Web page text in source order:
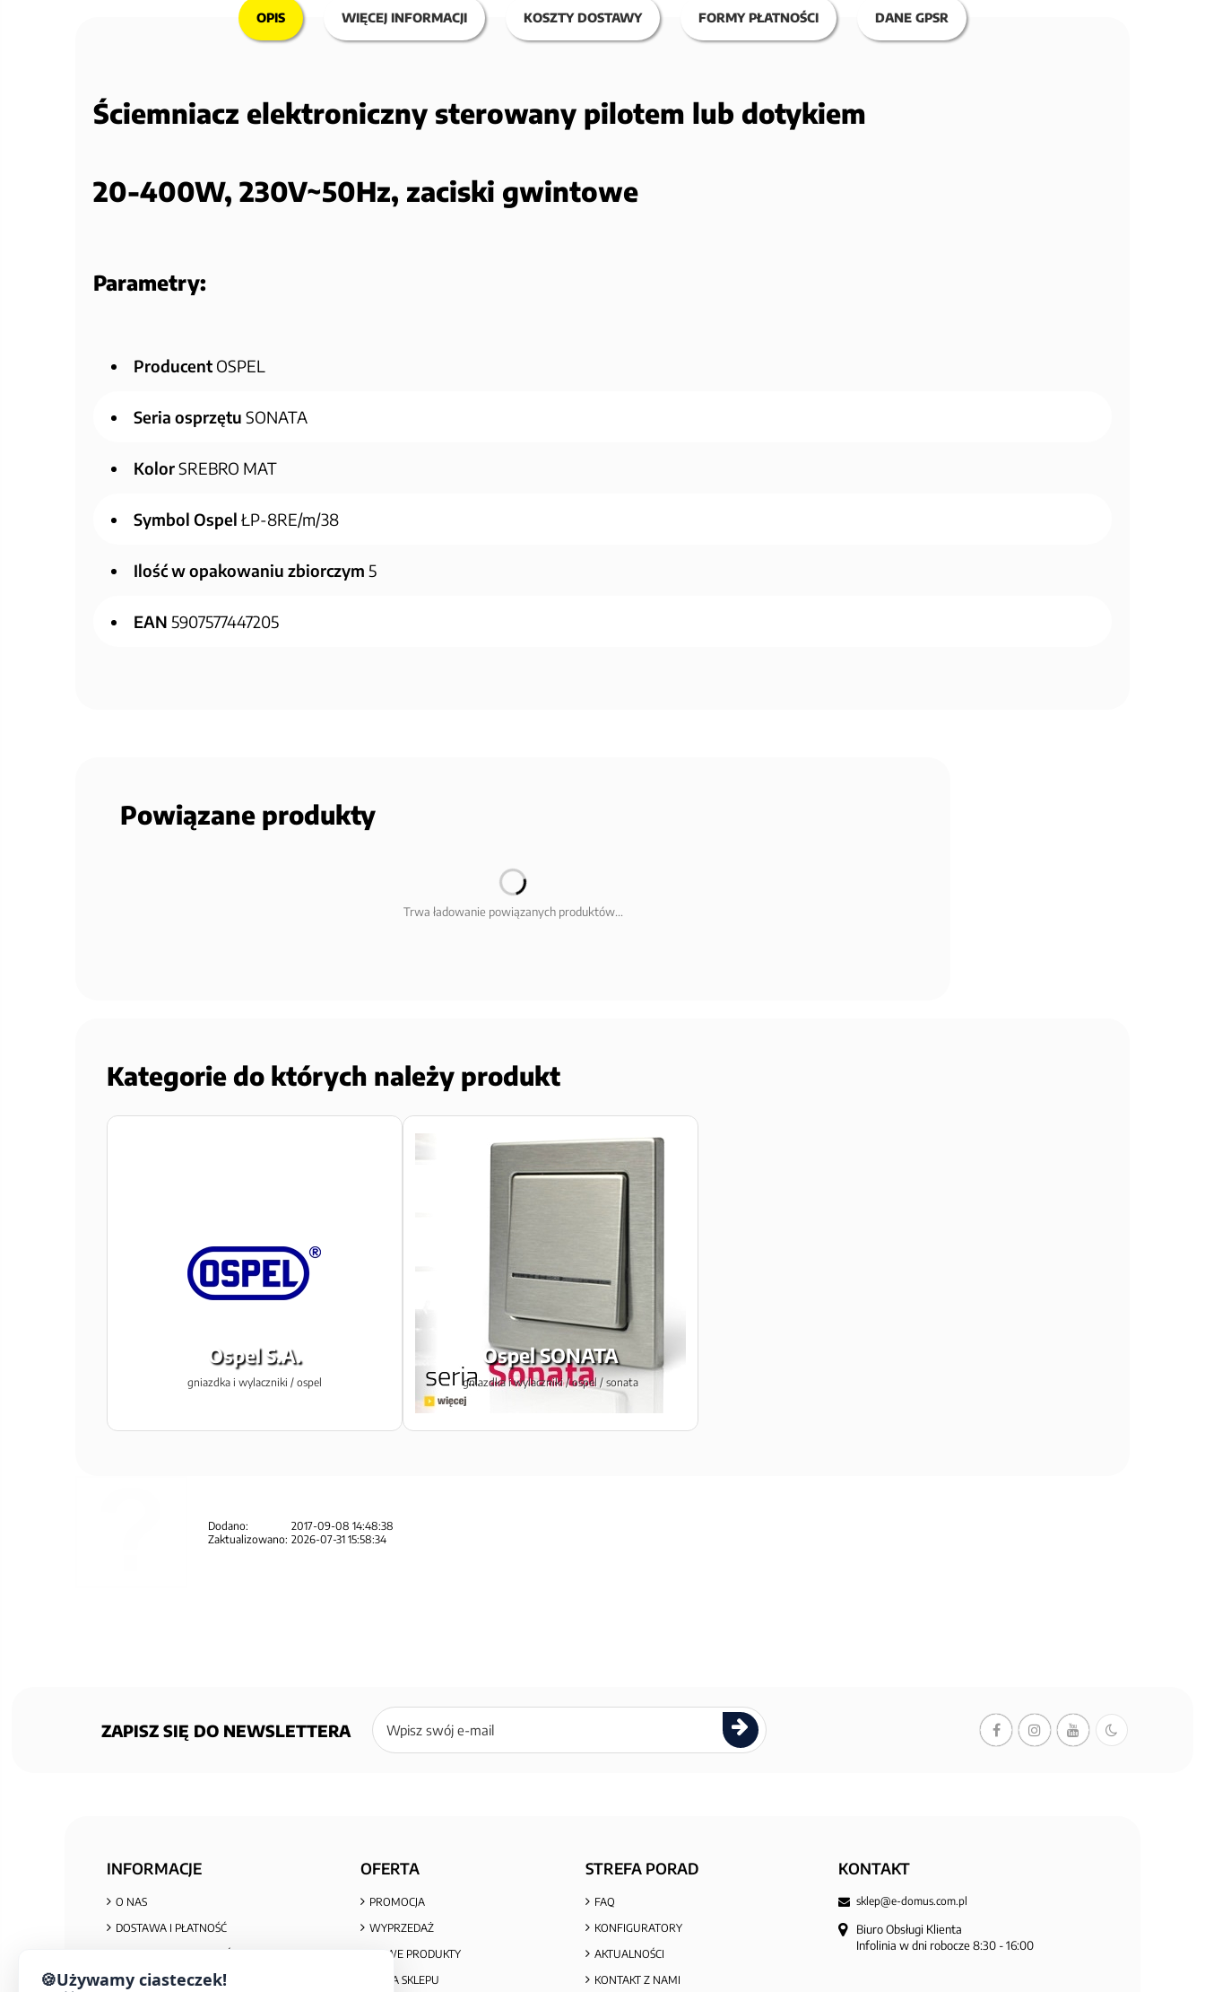
OPIS WIĘCEJ INFORMACJI KOSZTY DOSTAWY FORMY PŁATNOŚCI DANE GPSR
Ściemniacz elektroniczny sterowany pilotem lub dotykiem
20-400W, 230V~50Hz, zaciski gwintowe
Parametry:
Producent OSPEL
Seria osprzętu SONATA
KolorSREBRO MAT
Symbol Ospel ŁP-8RE/m/38
Ilość w opakowaniu zbiorczym 5
EAN 5907577447205
Powiązane produkty
Trwa ładowanie powiązanych produktów...
Kategorie do których należy produkt
Ospel S.A.
gniazdka i wylaczniki / ospel
Ospel SONATA
gniazdka i wylaczniki / ospel / sonata
Dodano:
2017-09-08 14:48:38
Zaktualizowano: 2026-07-31 15:58:34
ZAPISZ SIĘ DO NEWSLETTERA
Zapisz
się
newslettera
INFORMACJE
O NAS
DOSTAWA I PŁATNOŚĆ
REGULAMIN ZAKUPÓW
OFERTA
PROMOCJA
WYPRZEDAŻ
NOWE PRODUKTY
MAPA SKLEPU
STREFA PORAD
FAQ
KONFIGURATORY
AKTUALNOŚCI
KONTAKT Z NAMI
KONTAKT
sklep@e-domus.com.pl
Biuro Obsługi Klienta
Infolinia w dni robocze 8:30 - 16:00
🍪Używamy ciasteczek!